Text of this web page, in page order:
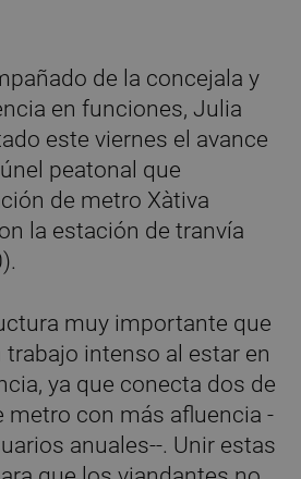
de la concejala y
en funciones, Julia
este viernes el avance
peatonal que
de metro Xàtiva
la estación de tranvía
muy importante que
trabajo intenso al estar en
ya que conecta dos de
metro con más afluencia -
anuales--. Unir estas